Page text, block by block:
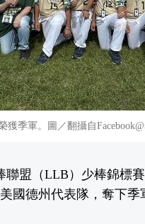
獲季軍。圖／翻攝自
聯盟（LLB）少棒錦標
國德州代表隊，奪下季